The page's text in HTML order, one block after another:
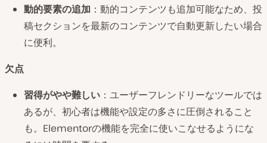
動的要素の追加 ：動的コンテンツも追加可能なため、投
稿セクションを最新のコンテンツで自動更新したい場合
に便利。
欠点
習得がやや難しい ：ユーザーフレンドリーなツールでは
あるが、初心者は機能や設定の多さに圧倒されること
も。Elementorの機能を完全に使いこなせるようにな